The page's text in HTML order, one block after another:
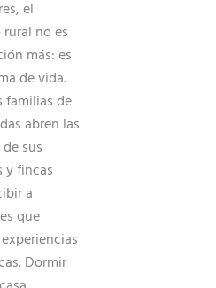
el
no es
más: es
de vida.
familias de
abren las
sus
y fincas
a
que
Dormir